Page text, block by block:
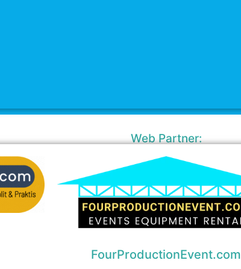
Web Partner:
FourProductionEvent.com